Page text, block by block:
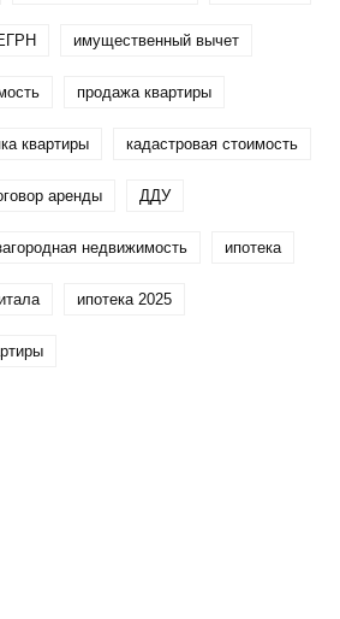
имущественный вычет
продажа квартиры
квартиры кадастровая стоимость
аренды ДДУ
недвижимость ипотека
ипотека 2025